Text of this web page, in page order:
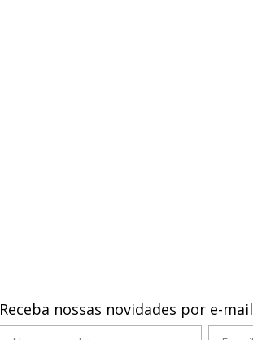
Receba nossas novidades por e-mail